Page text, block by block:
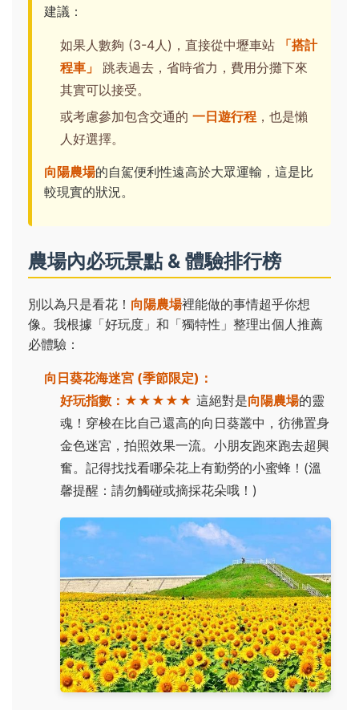
建議：
如果人數夠 (3-4人)，直接從中壢車站
「搭計
程車」
跳表過去，省時省力，費用分攤下來
其實可以接受。
或考慮參加包含交通的 一日遊行程 ，也是懶
人好選擇。
向陽農場的自駕便利性遠高於大眾運輸，這是比
較現實的狀況。
農場內必玩景點 & 體驗排行榜
別以為只是看花！ 向陽農場裡能做的事情超乎你想
像。我根據「好玩度」和「獨特性」整理出個人推薦
必體驗：
向日葵花海迷宮 (季節限定)：
好玩指數： ★★★★★ 這絕對是向陽農場的靈
魂！穿梭在比自己還高的向日葵叢中，彷彿置身
金色迷宮，拍照效果一流。小朋友跑來跑去超興
奮。記得找找看哪朵花上有勤勞的小蜜蜂！(溫
馨提醒：請勿觸碰或摘採花朵哦！)